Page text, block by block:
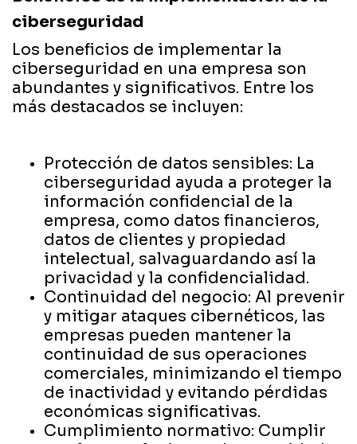
ciberseguridad
Los beneficios de implementar la
ciberseguridad en una empresa son
abundantes y significativos. Entre los
más destacados se incluyen:
Protección de datos sensibles: La
ciberseguridad ayuda a proteger la
información confidencial de la
empresa, como datos financieros,
datos de clientes y propiedad
intelectual, salvaguardando así la
privacidad y la confidencialidad.
Continuidad del negocio: Al prevenir
y mitigar ataques cibernéticos, las
empresas pueden mantener la
continuidad de sus operaciones
comerciales, minimizando el tiempo
de inactividad y evitando pérdidas
económicas significativas.
Cumplimiento normativo: Cumplir